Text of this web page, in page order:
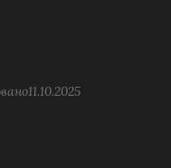
11.10.2025